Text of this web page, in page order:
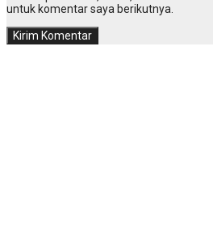
untuk komentar saya berikutnya.